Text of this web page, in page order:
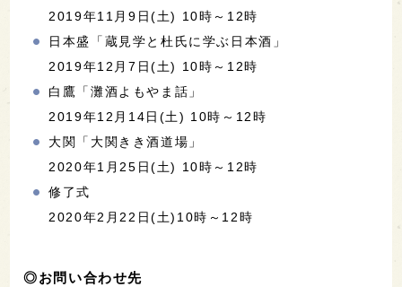
2019年11月9日(土) 10時～12時
日本盛「蔵見学と杜氏に学ぶ日本酒」
2019年12月7日(土) 10時～12時
白鷹「灘酒よもやま話」
2019年12月14日(土) 10時～12時
大関「大関きき酒道場」
2020年1月25日(土) 10時～12時
修了式
2020年2月22日(土)10時～12時
◎お問い合わせ先